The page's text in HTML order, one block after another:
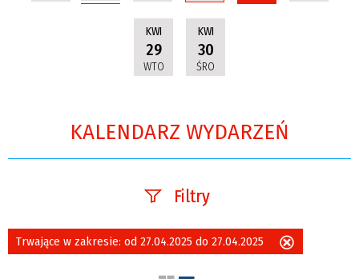
KWI
29
WTO
KWI
30
ŚRO
KALENDARZ WYDARZEŃ
Filtry
Szukana fraza
Trwające w zakresie: od 27.04.2025 do 27.04.2025